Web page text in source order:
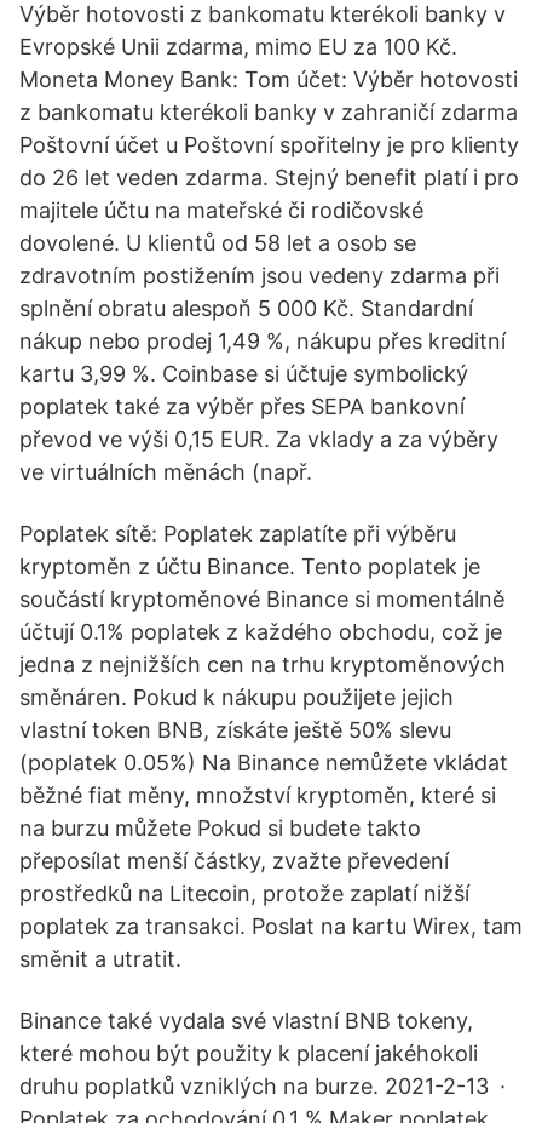
Výběr hotovosti z bankomatu kterékoli banky v
Evropské Unii zdarma, mimo EU za 100 Kč.
Moneta Money Bank: Tom účet: Výběr hotovosti
z bankomatu kterékoli banky v zahraničí zdarma
Poštovní účet u Poštovní spořitelny je pro klienty
do 26 let veden zdarma. Stejný benefit platí i pro
majitele účtu na mateřské či rodičovské
dovolené. U klientů od 58 let a osob se
zdravotním postižením jsou vedeny zdarma při
splnění obratu alespoň 5 000 Kč. Standardní
nákup nebo prodej 1,49 %, nákupu přes kreditní
kartu 3,99 %. Coinbase si účtuje symbolický
poplatek také za výběr přes SEPA bankovní
převod ve výši 0,15 EUR. Za vklady a za výběry
ve virtuálních měnách (např.
Poplatek sítě: Poplatek zaplatíte při výběru
kryptoměn z účtu Binance. Tento poplatek je
součástí kryptoměnové Binance si momentálně
účtují 0.1% poplatek z každého obchodu, což je
jedna z nejnižších cen na trhu kryptoměnových
směnáren. Pokud k nákupu použijete jejich
vlastní token BNB, získáte ještě 50% slevu
(poplatek 0.05%) Na Binance nemůžete vkládat
běžné fiat měny, množství kryptoměn, které si
na burzu můžete Pokud si budete takto
přeposílat menší částky, zvažte převedení
prostředků na Litecoin, protože zaplatí nižší
poplatek za transakci. Poslat na kartu Wirex, tam
směnit a utratit.
Binance také vydala své vlastní BNB tokeny,
které mohou být použity k placení jakéhokoli
druhu poplatků vzniklých na burze. 2021-2-13 ·